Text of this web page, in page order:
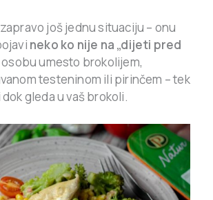
još jednu situaciju – onu
neko ko nije na „dijeti pred
umesto brokolijem,
testeninom ili pirinčem – tek
gleda u vaš brokoli.